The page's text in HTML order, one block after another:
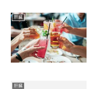
肝臓
肝臓